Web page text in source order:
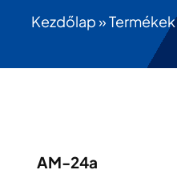
Kezdőlap»Termékek
AM-24a